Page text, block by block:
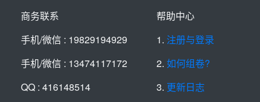
商务联系
手机/微信 : 19829194929
手机/微信 : 13474117172
QQ : 416148514
帮助中心
1. 注册与登录
2. 如何组卷?
3. 更新日志